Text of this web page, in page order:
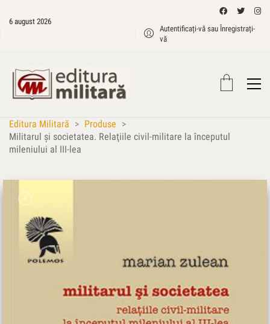
6 august 2026
Autentificați-vă sau Înregistrați-
vă
Editura Militară > Produse >
Militarul şi societatea. Relaţiile civil-militare la începutul
mileniului al III-lea